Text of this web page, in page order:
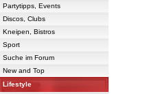
Partytipps, Events
Discos, Clubs
Kneipen, Bistros
Sport
Suche im Forum
New and Top
Lifestyle